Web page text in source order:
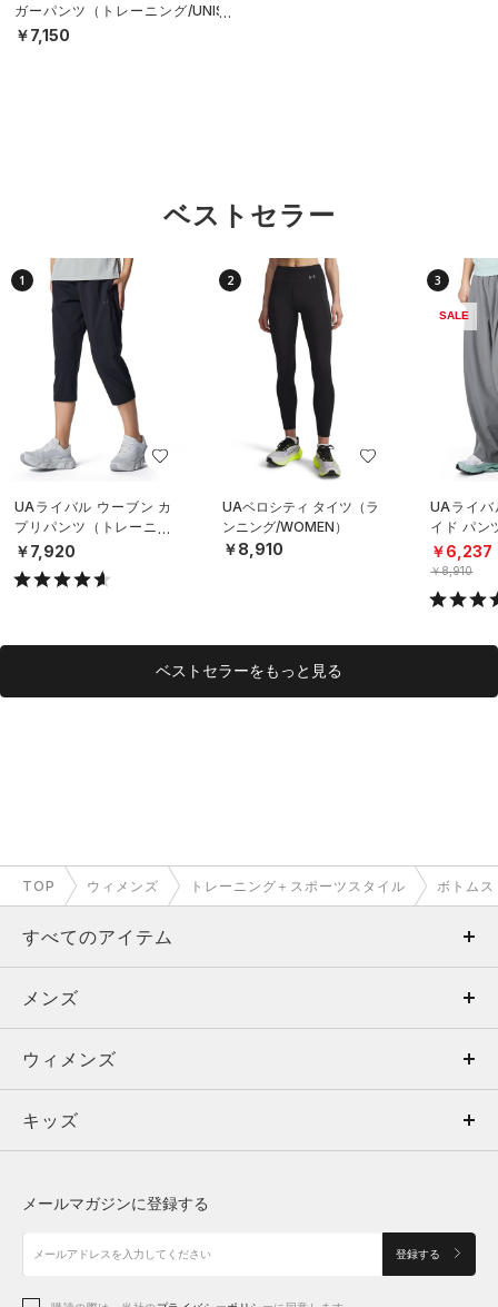
ガーパンツ（トレーニング/UNISE
X）
￥7,150
ベストセラー
1
UAライバル ウーブン カ
プリパンツ（トレーニン
グ/WOMEN）
￥7,920
2
UAベロシティ タイツ（ラ
ンニング/WOMEN）
￥8,910
3
SALE
UAライバ
イド パン
イル/
￥6,237
￥8,910
ベストセラーをもっと見る
TOP ウィメンズ トレーニング＋スポーツスタイル ボトムス
すべてのアイテム
メンズ
ウィメンズ
キッズ
アクセサリー
メンズ
トップス
ボトムス
アクセサリー
ウィメンズ
トップス
シューズ
キッズ
メールマガジンに登録する
登録する